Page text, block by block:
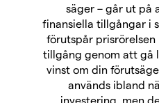
säger – går ut på
finansiella tillgångar i
förutspår
tillgång genom att gå
vinst om din
används ibland
investering, men